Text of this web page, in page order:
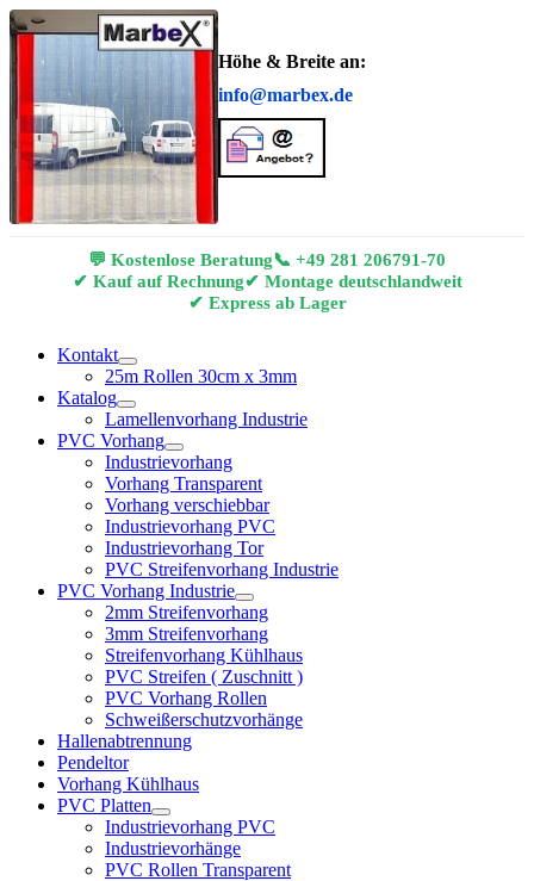
Höhe & Breite an:
info@marbex.de
💬 Kostenlose Beratung📞 +49 281 206791-70
✔ Kauf auf Rechnung✔ Montage deutschlandweit
✔ Express ab Lager
Kontakt
25m Rollen 30cm x 3mm
Katalog
Lamellenvorhang Industrie
PVC Vorhang
Industrievorhang
Vorhang Transparent
Vorhang verschiebbar
Industrievorhang PVC
Industrievorhang Tor
PVC Streifenvorhang Industrie
PVC Vorhang Industrie
2mm Streifenvorhang
3mm Streifenvorhang
Streifenvorhang Kühlhaus
PVC Streifen ( Zuschnitt )
PVC Vorhang Rollen
Schweißerschutzvorhänge
Hallenabtrennung
Pendeltor
Vorhang Kühlhaus
PVC Platten
Industrievorhang PVC
Industrievorhänge
PVC Rollen Transparent